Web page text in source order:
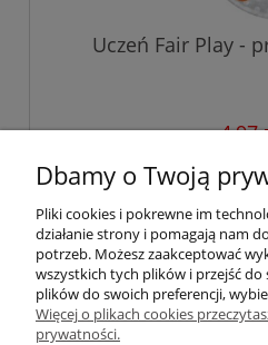
Uczeń Fair Play -
4,97
do
Dbamy o Twoją
Pliki cookies i pokrewne im
działanie strony i pomagają nam
potrzeb. Możesz zaakceptować
wszystkich tych plików i przejść
plików do swoich preferencji,
Więcej o plikach cookies
prywatności.